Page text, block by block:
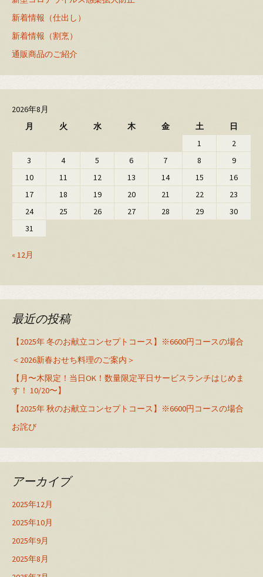
新着情報（仕出し）
新着情報（割烹）
通販商品のご紹介
2026年8月
月
火 水 木 金 土
日
1
2
3
4 5 6 7 8
9
10
11 12 13 14 15
16
17
18 19 20 21 22
23
24
25 26 27 28 29
30
31
« 12月
最近の投稿
【2025年 冬のお献立コンセプトコース】※6600円コースの場合
＜2026新春おせち料理のご案内＞
【月〜木限定！当日OK！数量限定平日サービスランチはじめま
す！ 10/20〜】
【2025年 秋のお献立コンセプトコース】※6600円コースの場合
お詫び
アーカイブ
2025年12月
2025年10月
2025年9月
2025年8月